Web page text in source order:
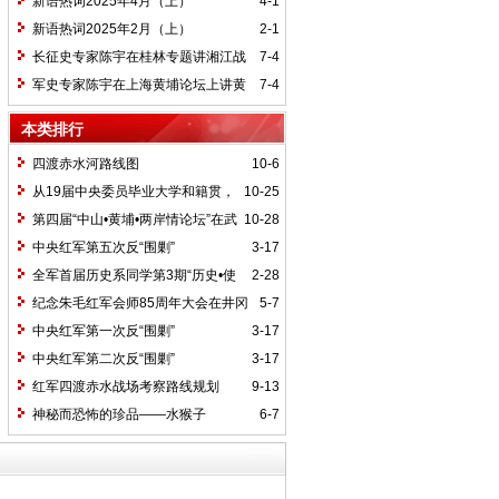
2-1
新语热词2025年2月（上）
7-4
长征史专家陈宇在桂林专题讲湘江战
役精神
7-4
军史专家陈宇在上海黄埔论坛上讲黄
埔精神与国家统一大业
本类排行
10-6
四渡赤水河路线图
10-25
从19届中央委员毕业大学和籍贯，
看当代中国文化区域积淀
10-28
第四届“中山•黄埔•两岸情论坛”在武
汉举行
3-17
中央红军第五次反“围剿”
2-28
全军首届历史系同学第3期“历史•使
命”论坛纪要
5-7
纪念朱毛红军会师85周年大会在井冈
山召开
3-17
中央红军第一次反“围剿”
3-17
中央红军第二次反“围剿”
9-13
红军四渡赤水战场考察路线规划
6-7
神秘而恐怖的珍品——水猴子